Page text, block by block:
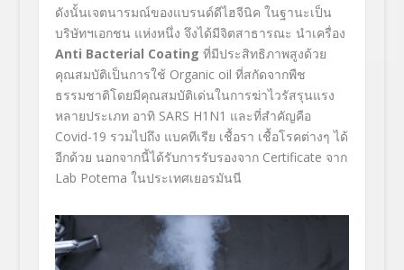
ดังนั้นเจตนารมณ์ของแบรนด์ดีไฮจีนิค ในฐานะเป็น
บริษัทฯเอกชน แห่งหนึ่ง จึงได้มีจิตสาธารณะ นำเครื่อง
Anti Bacterial Coating ที่มีประสิทธิภาพสูงด้วย
คุณสมบัติเป็นการใช้ Organic oil ที่สกัดจากพืช
ธรรมชาติโดยมีคุณสมบัติเด่นในการฆ่าไวรัสรุนแรง
หลายประเภท อาทิ SARS H1N1 และที่สำคัญคือ
Covid-19 รวมไปถึง แบคทีเรีย เชื้อรา เชื้อโรคต่างๆ ได้
อีกด้วย นอกจากนี้ได้รับการรับรองจาก Certificate จาก
Lab Potema ในประเทศเยอรมันนี